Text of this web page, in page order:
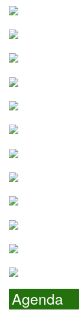
Agenda